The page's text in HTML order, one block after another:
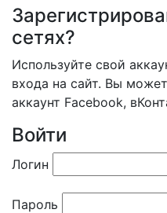
сетях?
Используйте свой
входа на сайт. Вы
аккаунт Facebook,
Войти
Логин
Пароль